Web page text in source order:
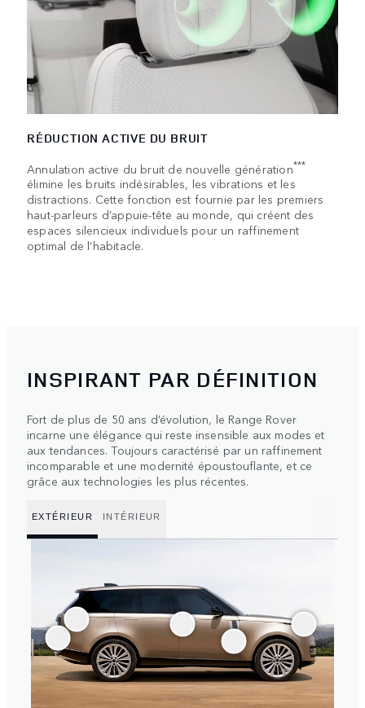
RÉDUCTION ACTIVE DU BRUIT
Annulation active du bruit de nouvelle génération***
élimine les bruits indésirables, les vibrations et les
distractions. Cette fonction est fournie par les premiers
haut-parleurs d’appuie-tête au monde, qui créent des
espaces silencieux individuels pour un raffinement
optimal de l’habitacle.
INSPIRANT PAR DÉFINITION
Fort de plus de 50 ans d’évolution, le Range Rover
incarne une élégance qui reste insensible aux modes et
aux tendances. Toujours caractérisé par un raffinement
incomparable et une modernité époustouflante, et ce
grâce aux technologies les plus récentes.
EXTÉRIEUR INTÉRIEUR